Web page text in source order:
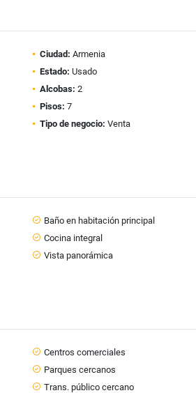
Ciudad: Armenia
Estado: Usado
Alcobas: 2
Pisos: 7
Tipo de negocio: Venta
Baño en habitación principal
Cocina integral
Vista panorámica
Centros comerciales
Parques cercanos
Trans. público cercano